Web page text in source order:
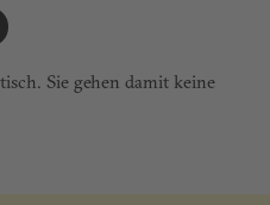
Sie gehen damit keine